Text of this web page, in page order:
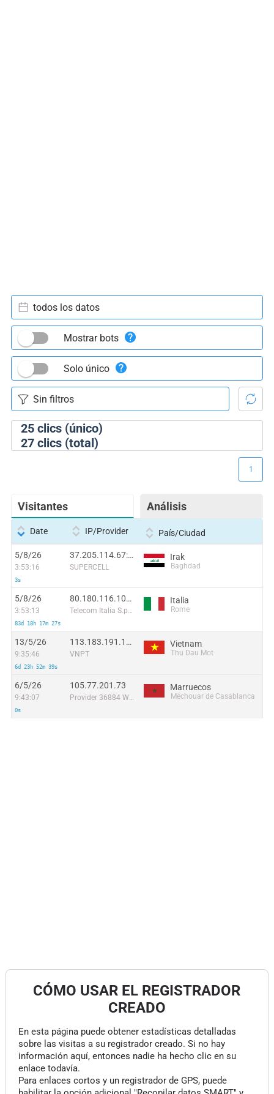
25clics (único)
27clics (total)
todos los datos
Mostrar bots
Solo único
Visitantes Análisis
1
Date IP/Provider País/Ciudad
5/8/26
3:53:16
3s
37.205.114.67:45361
SUPERCELL
Irak
Baghdad
5/8/26
3:53:13
83d 18h 17m 27s
80.180.116.102:44066
Telecom Italia S.p.A. TIN EASY LITE
Italia
Rome
13/5/26
9:35:46
6d 23h 52m 39s
113.183.191.142:36435
VNPT
Vietnam
Thu Dau Mot
6/5/26
9:43:07
0s
105.77.201.73
Provider 36884 Wana Corporate
Marruecos
Méchouar de Casablanca
CÓMO USAR EL REGISTRADOR
CREADO
En esta página puede obtener estadísticas detalladas
sobre las visitas a su registrador creado. Si no hay
información aquí, entonces nadie ha hecho clic en su
enlace todavía.
Para enlaces cortos y un registrador de GPS, puede